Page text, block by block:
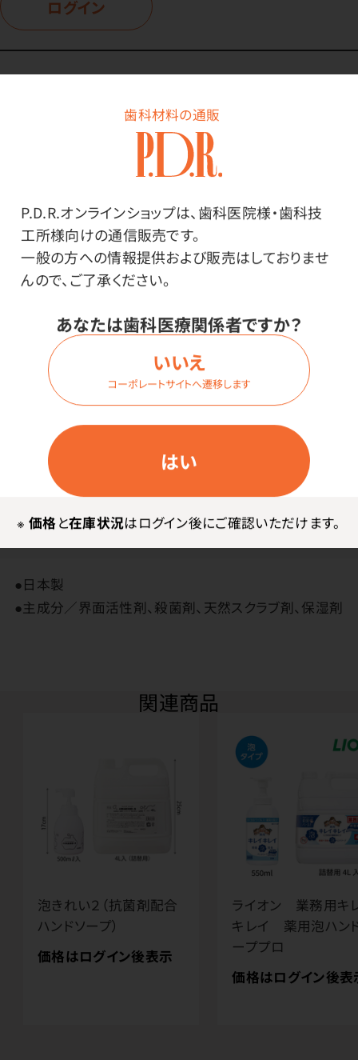
歯科材料の通販
P.D.R.オンラインショップは、歯科医院様・歯科技
工所様向けの通信販売です。
一般の方への情報提供および販売はしておりませ
んので、ご了承ください。
あなたは歯科医療関係者ですか？
はい
いいえ
コーポレートサイトへ遷移します
※ 価格と在庫状況はログイン後にご確認いただけます。
ログイン
商品詳細
アロエエキス配合で手にやさしいハンドソープです。
天然スクラブ（天然石微粒子）配合の手洗い専用洗浄
指の指紋や手のシワに入り込んだ機械油・カーボン・イ
ンキなどの汚れをすっきりと取ります。
アロエエキス（天然エキス）配合で洗浄後の殺菌された
手肌をしっとりさせます。
その他
●日本製
●主成分／界面活性剤、殺菌剤、天然スクラブ剤、保湿剤
関連商品
泡きれい２（抗菌剤配合
ハンドソープ）
価格はログイン後表示
ライオン 業務用キ
キレイ 薬用泡ハン
ーププロ
価格はログイン後表